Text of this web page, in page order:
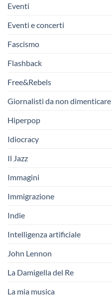
Eventi
Eventi e concerti
Fascismo
Flashback
Free&Rebels
Giornalisti da non dimenticare
Hiperpop
Idiocracy
Il Jazz
Immagini
Immigrazione
Indie
Intelligenza artificiale
John Lennon
La Damigella del Re
La mia musica